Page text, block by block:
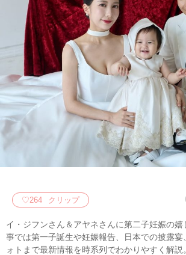
♡264 クリップ
イ・ジフンさん＆アヤネさんに第二子妊娠の
事では第一子誕生や妊娠報告、日本での披露宴
ォトまで最新情報を時系列でわかりやすく解